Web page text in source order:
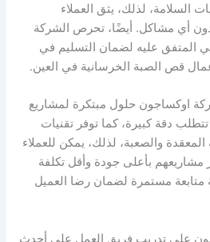
السلامة، لذلك، يثق العملاء
دون أي مشاكل. أيضًا، تحرص الشركة
المتفق عليه لضمان التسليم في
قص الصبة الخرسانية في العين.
اوكساجون حلول مبتكرة لمشاريع
دقة كبيرة، كما توفر تقنيات
والصعبة، لذلك، يمكن للعملاء
مشاريعهم بأعلى جودة وأقل تكلفة
متابعة مستمرة لضمان رضا العميل
على تدريب فريق العمل على أحدث